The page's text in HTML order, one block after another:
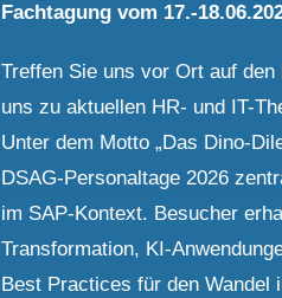
Fachtagung vom 17.-
Treffen Sie uns vor Ort auf
uns zu aktuellen HR- und IT-
Unter dem Motto „Das Dino-
DSAG-Personaltage 2026
im SAP-Kontext. Besucher
Transformation, KI-
Best Practices für den Wandel